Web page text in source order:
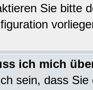
Sie bitte
ich mich
sein, dass